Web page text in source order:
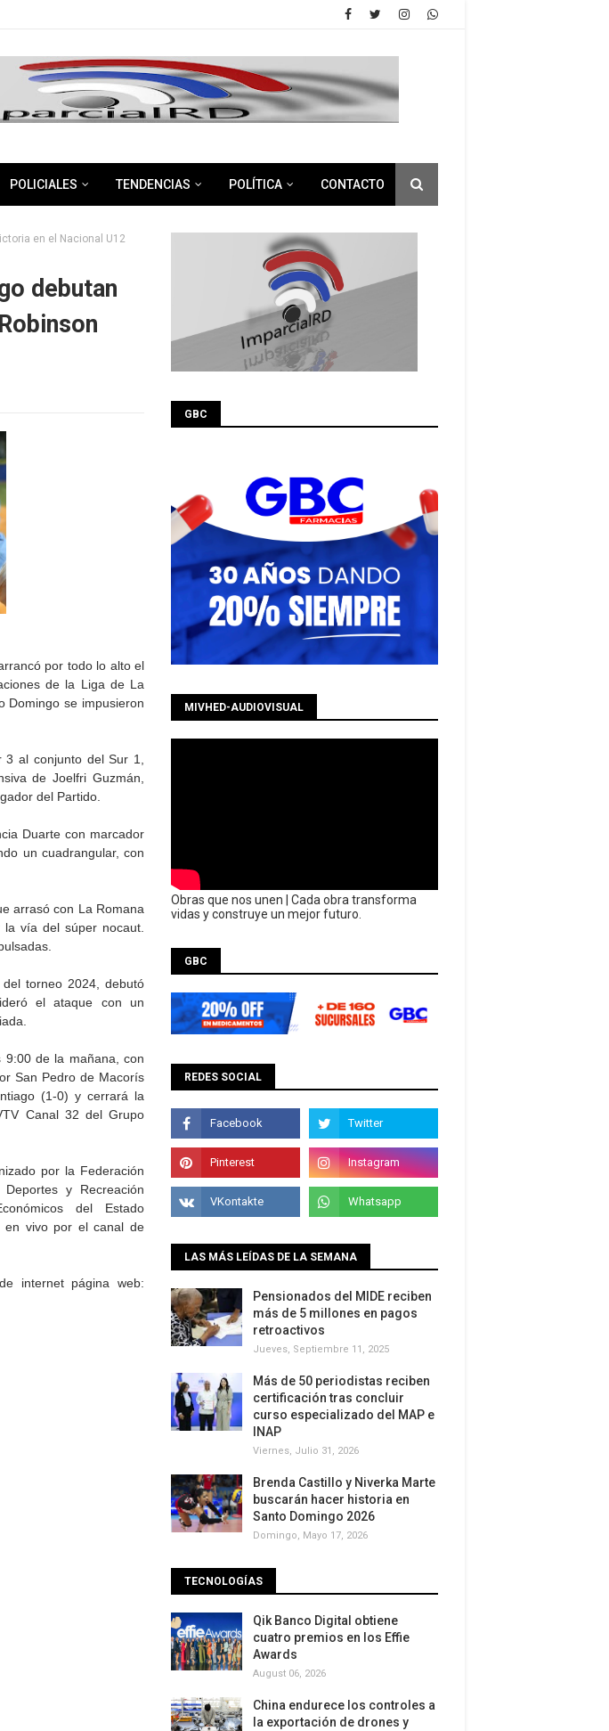
POLICIALES TENDENCIAS POLÍTICA CONTACTO
en el Nacional U12
debutan
por todo lo alto el
de la Liga de La
Domingo se impusieron
al conjunto del Sur 1,
de Joelfri Guzmán,
del Partido.
Duarte con marcador
un cuadrangular, con
arrasó con La Romana
vía del súper nocaut.
torneo 2024, debutó
el ataque con un
9:00 de la mañana, con
San Pedro de Macorís
(1-0) y cerrará la
Canal 32 del Grupo
por la Federación
y Recreación
del Estado
en vivo por el canal de
internet página web:
GBC
MIVHED-AUDIOVISUAL
Obras que nos unen | Cada obra transforma
vidas y construye un mejor futuro.
GBC
REDES SOCIAL
LAS MÁS LEÍDAS DE LA SEMANA
Pensionados del MIDE reciben
más de 5 millones en pagos
retroactivos
Jueves, Septiembre 11, 2025
Más de 50 periodistas reciben
certificación tras concluir
curso especializado del MAP e
INAP
Viernes, Julio 31, 2026
Brenda Castillo y Niverka Marte
buscarán hacer historia en
Santo Domingo 2026
Domingo, Mayo 17, 2026
TECNOLOGÍAS
Qik Banco Digital obtiene
cuatro premios en los Effie
Awards
August 06, 2026
China endurece los controles a
la exportación de drones y